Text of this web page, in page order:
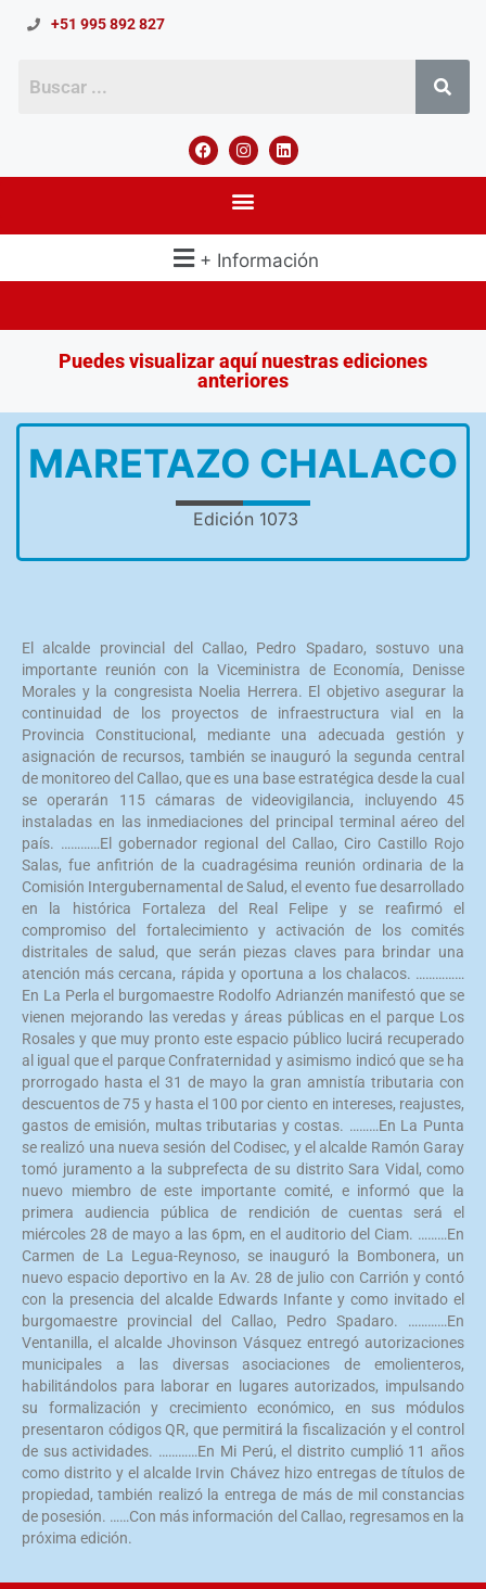
+51 995 892 827
+ Información
Puedes visualizar aquí nuestras ediciones
anteriores
MARETAZO CHALACO
Edición 1073
El alcalde provincial del Callao, Pedro Spadaro, sostuvo una
importante reunión con la Viceministra de Economía, Denisse
Morales y la congresista Noelia Herrera. El objetivo asegurar la
continuidad de los proyectos de infraestructura vial en la
Provincia Constitucional, mediante una adecuada gestión y
asignación de recursos, también se inauguró la segunda central
de monitoreo del Callao, que es una base estratégica desde la cual
se operarán 115 cámaras de videovigilancia, incluyendo 45
instaladas en las inmediaciones del principal terminal aéreo del
país. …………El gobernador regional del Callao, Ciro Castillo Rojo
Salas, fue anfitrión de la cuadragésima reunión ordinaria de la
Comisión Intergubernamental de Salud, el evento fue desarrollado
en la histórica Fortaleza del Real Felipe y se reafirmó el
compromiso del fortalecimiento y activación de los comités
distritales de salud, que serán piezas claves para brindar una
atención más cercana, rápida y oportuna a los chalacos. ……………
En La Perla el burgomaestre Rodolfo Adrianzén manifestó que se
vienen mejorando las veredas y áreas públicas en el parque Los
Rosales y que muy pronto este espacio público lucirá recuperado
al igual que el parque Confraternidad y asimismo indicó que se ha
prorrogado hasta el 31 de mayo la gran amnistía tributaria con
descuentos de 75 y hasta el 100 por ciento en intereses, reajustes,
gastos de emisión, multas tributarias y costas. ………En La Punta
se realizó una nueva sesión del Codisec, y el alcalde Ramón Garay
tomó juramento a la subprefecta de su distrito Sara Vidal, como
nuevo miembro de este importante comité, e informó que la
primera audiencia pública de rendición de cuentas será el
miércoles 28 de mayo a las 6pm, en el auditorio del Ciam. ………En
Carmen de La Legua-Reynoso, se inauguró la Bombonera, un
nuevo espacio deportivo en la Av. 28 de julio con Carrión y contó
con la presencia del alcalde Edwards Infante y como invitado el
burgomaestre provincial del Callao, Pedro Spadaro. …………En
Ventanilla, el alcalde Jhovinson Vásquez entregó autorizaciones
municipales a las diversas asociaciones de emolienteros,
habilitándolos para laborar en lugares autorizados, impulsando
su formalización y crecimiento económico, en sus módulos
presentaron códigos QR, que permitirá la fiscalización y el control
de sus actividades. …………En Mi Perú, el distrito cumplió 11 años
como distrito y el alcalde Irvin Chávez hizo entregas de títulos de
propiedad, también realizó la entrega de más de mil constancias
de posesión. ……Con más información del Callao, regresamos en la
próxima edición.